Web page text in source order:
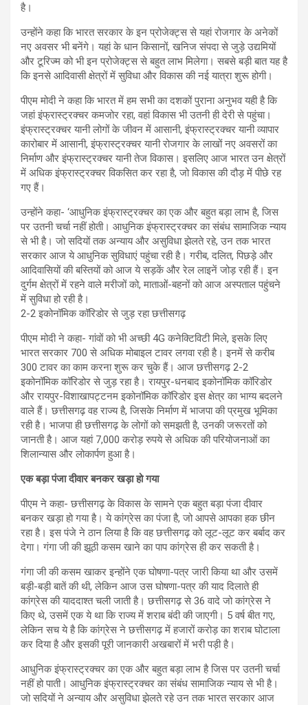
है।
उन्होंने कहा कि भारत सरकार के इन प्रोजेक्ट्स से यहां रोजगार के अनेकों
नए अवसर भी बनेंगे। यहां के धान किसानों, खनिज संपदा से जुड़े उद्यमियों
और टूरिज्म को भी इन प्रोजेक्ट्स से बहुत लाभ मिलेगा। सबसे बड़ी बात यह है
कि इनसे आदिवासी क्षेत्रों में सुविधा और विकास की नई यात्रा शुरू होगी।
पीएम मोदी ने कहा कि भारत में हम सभी का दशकों पुराना अनुभव यही है कि
जहां इंफ्रास्ट्रक्चर कमजोर रहा, वहां विकास भी उतनी ही देरी से पहुंचा।
इंफ्रास्ट्रक्चर यानी लोगों के जीवन में आसानी, इंफ्रास्ट्रक्चर यानी व्यापार
कारोबार में आसानी, इंफ्रास्ट्रक्चर यानी रोजगार के लाखों नए अवसरों का
निर्माण और इंफ्रास्ट्रक्चर यानी तेज विकास। इसलिए आज भारत उन क्षेत्रों
में अधिक इंफ्रास्ट्रक्चर विकसित कर रहा है, जो विकास की दौड़ में पीछे रह
गए हैं।
उन्होंने कहा- ‘आधुनिक इंफ्रास्ट्रक्चर का एक और बहुत बड़ा लाभ है, जिस
पर उतनी चर्चा नहीं होती। आधुनिक इंफ्रास्ट्रक्चर का संबंध सामाजिक न्याय
से भी है। जो सदियों तक अन्याय और असुविधा झेलते रहे, उन तक भारत
सरकार आज ये आधुनिक सुविधाएं पहुंचा रही है। गरीब, दलित, पिछड़े और
आदिवासियों की बस्तियों को आज ये सड़कें और रेल लाइनें जोड़ रही हैं। इन
दुर्गम क्षेत्रों में रहने वाले मरीजों को, माताओं-बहनों को आज अस्पताल पहुंचने
में सुविधा हो रही है।
2-2 इकोनॉमिक कॉरिडोर से जुड़ रहा छत्तीसगढ़
पीएम मोदी ने कहा- गांवों को भी अच्छी 4G कनेक्टिविटी मिले, इसके लिए
भारत सरकार 700 से अधिक मोबाइल टावर लगवा रही है। इनमें से करीब
300 टावर का काम करना शुरू कर चुके हैं। आज छत्तीसगढ़ 2-2
इकोनॉमिक कॉरिडोर से जुड़ रहा है। रायपुर-धनबाद इकोनॉमिक कॉरिडोर
और रायपुर-विशाखापट्टनम इकोनॉमिक कॉरिडोर इस क्षेत्र का भाग्य बदलने
वाले हैं। छत्तीसगढ़ वह राज्य है, जिसके निर्माण में भाजपा की प्रमुख भूमिका
रही है। भाजपा ही छत्तीसगढ़ के लोगों को समझती है, उनकी जरूरतों को
जानती है। आज यहां 7,000 करोड़ रुपये से अधिक की परियोजनाओं का
शिलान्यास और लोकार्पण हुआ है।
एक बड़ा पंजा दीवार बनकर खड़ा हो गया
पीएम ने कहा- छत्तीसगढ़ के विकास के सामने एक बहुत बड़ा पंजा दीवार
बनकर खड़ा हो गया है। ये कांग्रेस का पंजा है, जो आपसे आपका हक छीन
रहा है। इस पंजे ने ठान लिया है कि वह छत्तीसगढ़ को लूट-लूट कर बर्बाद कर
देगा। गंगा जी की झूठी कसम खाने का पाप कांग्रेस ही कर सकती है।
गंगा जी की कसम खाकर इन्होंने एक घोषणा-पत्र जारी किया था और उसमें
बड़ी-बड़ी बातें की थी, लेकिन आज उस घोषणा-पत्र की याद दिलाते ही
कांग्रेस की याददाश्त चली जाती है। छत्तीसगढ़ से 36 वादे जो कांग्रेस ने
किए थे, उसमें एक ये था कि राज्य में शराब बंदी की जाएगी। 5 वर्ष बीत गए,
लेकिन सच ये है कि कांग्रेस ने छत्तीसगढ़ में हजारों करोड़ का शराब घोटाला
कर दिया है और इसकी पूरी जानकारी अखबारों में भरी पड़ी है।
आधुनिक इंफ्रास्‍ट्रक्‍चर का एक और बहुत बड़ा लाभ है जिस पर उतनी चर्चा
नहीं हो पाती। आधुनिक इंफ्रास्ट्रक्चर का संबंध सामाजिक न्‍याय से भी है।
जो सदियों ने अन्‍याय और असुविधा झेलते रहे उन तक भारत सरकार आज